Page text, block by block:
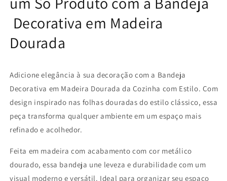
Decorativa em Madeira
Dourada
Adicione elegância à sua decoração com a Bandeja
Decorativa em Madeira Dourada da Cozinha com Estilo. Com
design inspirado nas folhas douradas do estilo clássico, essa
peça transforma qualquer ambiente em um espaço mais
refinado e acolhedor.
Feita em madeira com acabamento com cor metálico
dourado, essa bandeja une leveza e durabilidade com um
visual moderno e versátil. Ideal para organizar seu espaço